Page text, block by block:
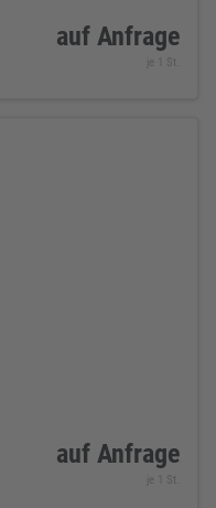
auf Anfrage
je 1 St.
auf Anfrage
je 1 St.